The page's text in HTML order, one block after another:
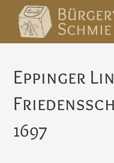
Inhalt
springen
Eppinger
1697